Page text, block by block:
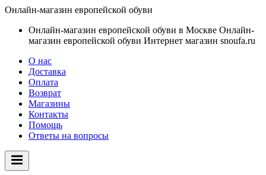
Онлайн-магазин европейской обуви
Онлайн-магазин европейской обуви в Москве Онлайн-
магазин европейской обуви Интернет магазин snoufa.ru
О нас
Доставка
Оплата
Возврат
Магазины
Контакты
Помощь
Ответы на вопросы